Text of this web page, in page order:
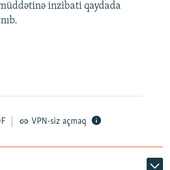
inzibati qaydada
VPN-siz açmaq